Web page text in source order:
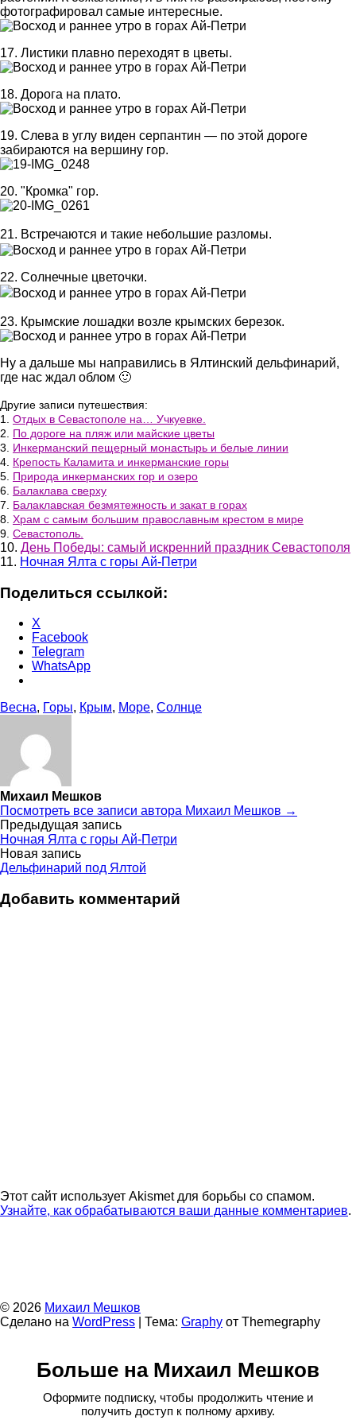
фотографировал самые интересные.
17. Листики плавно переходят в цветы.
18. Дорога на плато.
19. Слева в углу виден серпантин — по этой дороге
забираются на вершину гор.
20. "Кромка" гор.
21. Встречаются и такие небольшие разломы.
22. Солнечные цветочки.
23. Крымские лошадки возле крымских березок.
Ну а дальше мы направились в Ялтинский дельфинарий,
где нас ждал облом 🙂
Другие записи путешествия:
1. Отдых в Севастополе на… Учкуевке.
2. По дороге на пляж или майские цветы
3. Инкерманский пещерный монастырь и белые линии
4. Крепость Каламита и инкерманские горы
5. Природа инкерманских гор и озеро
6. Балаклава сверху
7. Балаклавская безмятежность и закат в горах
8. Храм с самым большим православным крестом в мире
9. Севастополь.
10. День Победы: самый искренний праздник Севастополя
11. Ночная Ялта с горы Ай-Петри
Поделиться ссылкой:
X
Facebook
Telegram
WhatsApp
Весна, Горы, Крым, Море, Солнце
Михаил Мешков
Посмотреть все записи автора Михаил Мешков →
Навигация
по
записям
Предыдущая запись
Ночная Ялта с горы Ай-Петри
Новая запись
Дельфинарий под Ялтой
Добавить комментарий
Этот сайт использует Akismet для борьбы со спамом.
Узнайте, как обрабатываются ваши данные комментариев.
© 2026 Михаил Мешков
Сделано на WordPress Тема: Graphy от Themegraphy
Больше на Михаил Мешков
Оформите подписку, чтобы продолжить чтение и
получить доступ к полному архиву.